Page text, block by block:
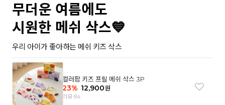
무더운 여름에도
시원한 메쉬 삭스💙
우리 아이가 좋아하는 메쉬 키즈 삭스
컬러팜 키즈 프릴 메쉬 삭스 3P
23% 12,900원
리뷰 84